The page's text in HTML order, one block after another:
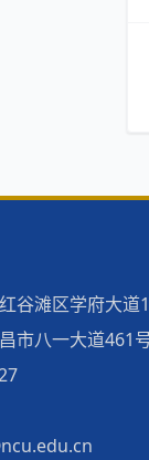
谷滩区学府大
市八一大道461